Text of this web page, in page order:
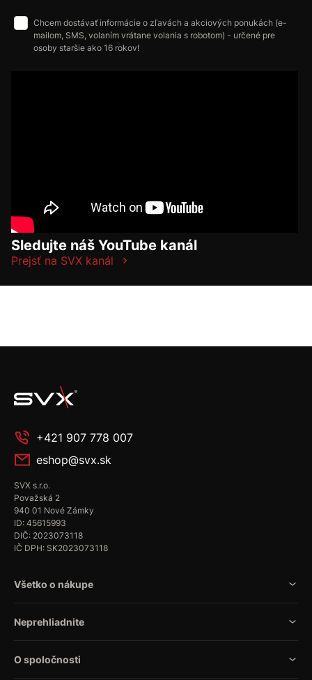
Chcem dostávať informácie o zľavách a akciových ponukách (e-
mailom, SMS, volaním vrátane volania s robotom) - určené pre
osoby staršie ako 16 rokov!
Sledujte náš YouTube kanál
Prejsť na SVX kanál
+421 907 778 007
eshop@svx.sk
SVX s.r.o.
Považská 2
940 01 Nové Zámky
ID: 45615993
DIČ: 2023073118
IČ DPH: SK2023073118
Všetko o nákupe
Neprehliadnite
O spoločnosti